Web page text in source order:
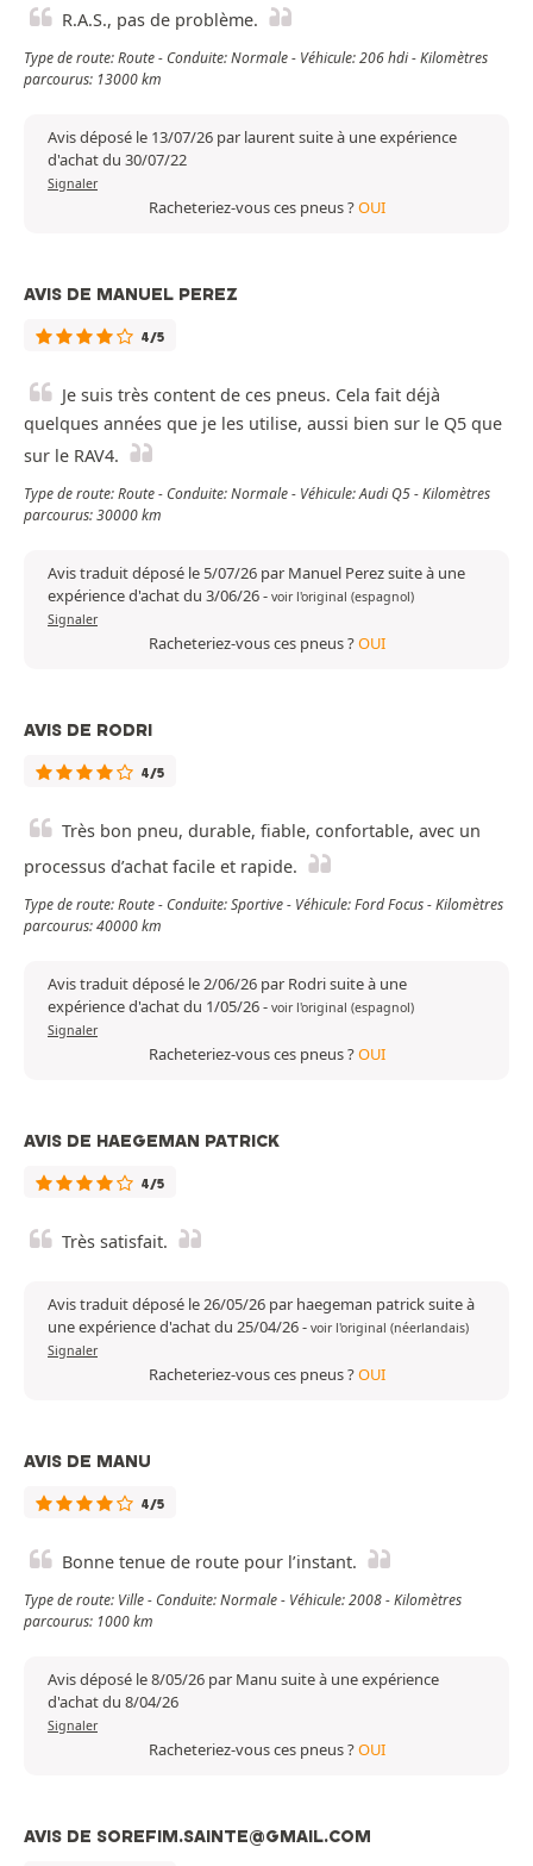
R.A.S., pas de problème.
Type de route: Route - Conduite: Normale - Véhicule: 206 hdi - Kilomètres
parcourus: 13000 km
Avis déposé le 13/07/26 par laurent suite à une expérience
d'achat du 30/07/22
Signaler
Racheteriez-vous ces pneus ?OUI
AVIS DE MANUEL PEREZ
4/5
Je suis très content de ces pneus. Cela fait déjà
quelques années que je les utilise, aussi bien sur le Q5 que
sur le RAV4.
Type de route: Route - Conduite: Normale - Véhicule: Audi Q5 - Kilomètres
parcourus: 30000 km
Avis traduit déposé le 5/07/26 par Manuel Perez suite à une
expérience d'achat du 3/06/26- voir l'original (espagnol)
Signaler
Racheteriez-vous ces pneus ?OUI
AVIS DE RODRI
4/5
Très bon pneu, durable, fiable, confortable, avec un
processus d’achat facile et rapide.
Type de route: Route - Conduite: Sportive - Véhicule: Ford Focus - Kilomètres
parcourus: 40000 km
Avis traduit déposé le 2/06/26 par Rodri suite à une
expérience d'achat du 1/05/26- voir l'original (espagnol)
Signaler
Racheteriez-vous ces pneus ?OUI
AVIS DE HAEGEMAN PATRICK
4/5
Très satisfait.
Avis traduit déposé le 26/05/26 par haegeman patrick suite à
une expérience d'achat du 25/04/26- voir l'original (néerlandais)
Signaler
Racheteriez-vous ces pneus ?OUI
AVIS DE MANU
4/5
Bonne tenue de route pour l’instant.
Type de route: Ville - Conduite: Normale - Véhicule: 2008 - Kilomètres
parcourus: 1000 km
Avis déposé le 8/05/26 par Manu suite à une expérience
d'achat du 8/04/26
Signaler
Racheteriez-vous ces pneus ?OUI
AVIS DE SOREFIM.SAINTE@GMAIL.COM